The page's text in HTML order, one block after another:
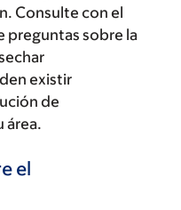
Consulte con el
preguntas sobre la
existir
de
área.
el